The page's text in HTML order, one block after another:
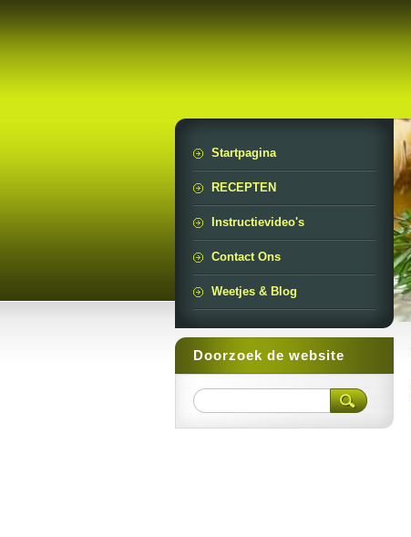
Startpagina
RECEPTEN
Instructievideo's
Contact Ons
Weetjes & Blog
Doorzoek de website